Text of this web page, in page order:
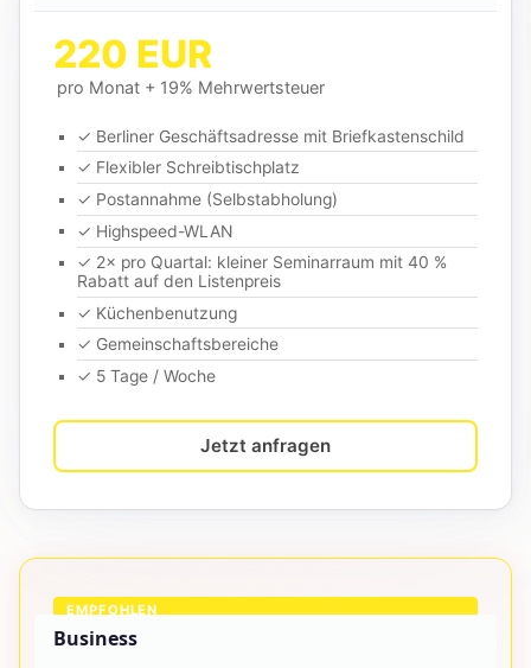
220 EUR
pro Monat + 19% Mehrwertsteuer
✓ Berliner Geschäftsadresse mit Briefkastenschild
✓ Flexibler Schreibtischplatz
✓ Postannahme (Selbstabholung)
✓ Highspeed-WLAN
✓ 2× pro Quartal: kleiner Seminarraum mit 40 %
Rabatt auf den Listenpreis
✓ Küchenbenutzung
✓ Gemeinschaftsbereiche
✓ 5 Tage / Woche
Jetzt anfragen
EMPFOHLEN
Business